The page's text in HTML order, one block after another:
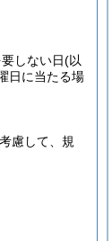
しない日(以
日に当たる場
慮して、規